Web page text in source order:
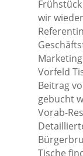
wir
Vorfeld
Beitrag
gebucht
Vorab-
Tische